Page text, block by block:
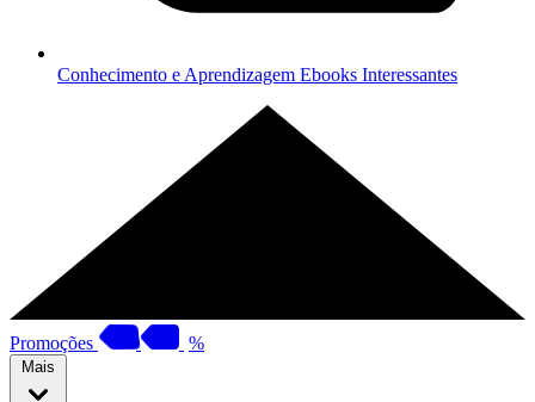
Conhecimento e Aprendizagem Ebooks Interessantes
Promoções %
Mais